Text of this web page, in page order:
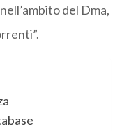
del Dma,